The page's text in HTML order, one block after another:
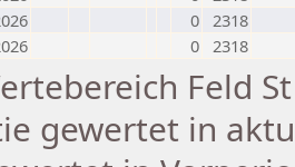
0 2318
0 2318
Feld
gewertet in